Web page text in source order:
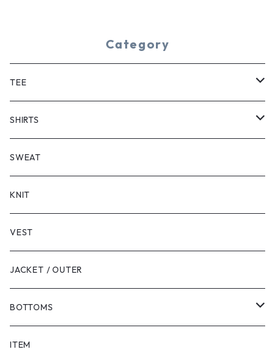
Category
TEE
SHORT SLEEVE
LONG SLEEVE
SHIRTS
SHORT SLEEVE
LONG SLEEVE
SWEAT
KNIT
VEST
JACKET / OUTER
BOTTOMS
SHORTS
ITEM